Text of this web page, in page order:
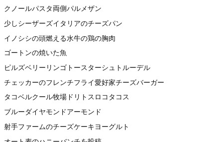
クノールパスタ両側パルメザン
少しシーザーズイタリアのチーズパン
イノシシの頭燃える水牛の鶏の胸肉
ゴートンの焼いた魚
ピルズベリーリンゴトースターシュトルーデル
チェッカーのフレンチフライ愛好家チーズバーガー
タコベルクール牧場ドリトスロコタコス
ブルーダイヤモンドアーモンド
射手ファームのチーズケーキヨーグルト